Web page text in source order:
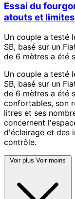
Essai du
atouts et limites
Un couple a testé
SB, basé sur un
de 6 mètres a été
Un couple a testé
SB, basé sur un
de 6 mètres a été
confortables, son
litres et ses
concernent
d'éclairage et des
contrôle.
Voir plus Voir moins